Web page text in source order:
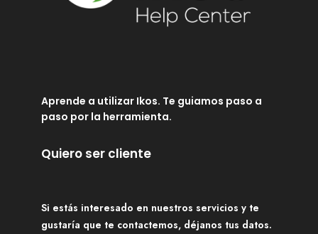
Aprende a utilizar Ikos. Te guiamos paso a
paso por la herramienta.
Quiero ser cliente
Si estás interesado en nuestros servicios y te
gustaría que te contactemos, déjanos tus datos.